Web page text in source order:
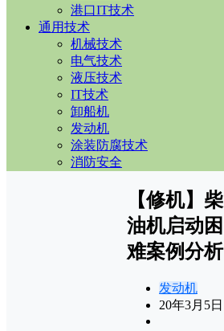
港口IT技术
通用技术
机械技术
电气技术
液压技术
IT技术
卸船机
发动机
涂装防腐技术
消防安全
【修机】柴
油机启动困
难案例分析
发动机
20年3月5日